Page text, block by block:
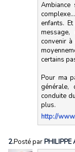
Ambiance
enfants.
convenir
certains
Pour ma
conduite
plus.
http://
2.Posté parPHILIPPE